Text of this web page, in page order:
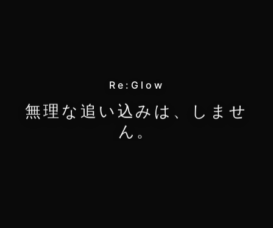
Re:Glow
無理な追い込みは、しませ
ん。